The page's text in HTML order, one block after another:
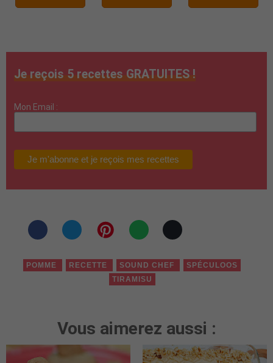
Je reçois 5 recettes GRATUITES !
Mon Email :
POMME RECETTE SOUND CHEF
SPÉCULOOS
TIRAMISU
Vous aimerez aussi :